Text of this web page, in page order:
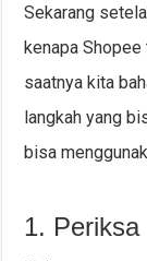
Sekarang
kenapa
saatnya kita
langkah yang
bisa
1.